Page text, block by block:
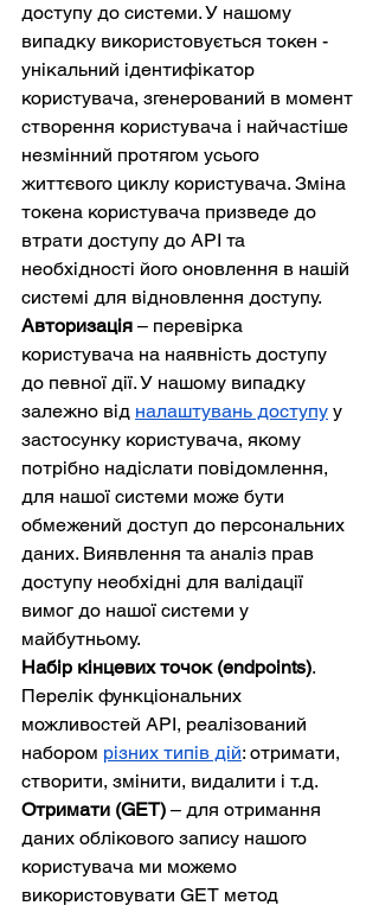
доступу до системи. У нашому
випадку використовується токен -
унікальний ідентифікатор
користувача, згенерований в момент
створення користувача і найчастіше
незмінний протягом усього
життєвого циклу користувача. Зміна
токена користувача призведе до
втрати доступу до API та
необхідності його оновлення в нашій
системі для відновлення доступу.
Авторизація – перевірка
користувача на наявність доступу
до певної дії. У нашому випадку
залежно від налаштувань доступу у
застосунку користувача, якому
потрібно надіслати повідомлення,
для нашої системи може бути
обмежений доступ до персональних
даних. Виявлення та аналіз прав
доступу необхідні для валідації
вимог до нашої системи у
майбутньому.
Набір кінцевих точок (endpoints).
Перелік функціональних
можливостей API, реалізований
набором різних типів дій: отримати,
створити, змінити, видалити і т.д.
Отримати (GET) – для отримання
даних облікового запису нашого
користувача ми можемо
використовувати GET метод